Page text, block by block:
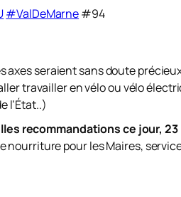
#ValDeMarne#94
axes seraient sans doute
travailler en vélo ou vélo
l’État..)
recommandations ce jour, 23
nourriture pour les Maires,